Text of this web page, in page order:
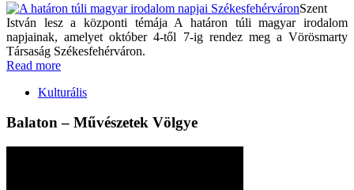
Szent
István lesz a központi témája A határon túli magyar irodalom
napjainak, amelyet október 4-től 7-ig rendez meg a Vörösmarty
Társaság Székesfehérváron.
Read more
Kulturális
Balaton – Művészetek Völgye